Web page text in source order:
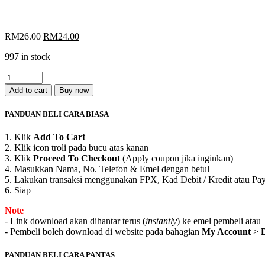
RM26.00 Original
was:
RM24.00Current
997 in stock
Selamat
Menyambut
Hari
(Khat
quantity
Add to cart Buy now
PANDUAN BELI CARA BIASA
1. Klik Add To Cart
2. Klik icon troli pada bucu atas kanan
3. Klik Proceed To Checkout (Apply coupon jika inginkan)
4. Masukkan Nama, No. Telefon & Emel dengan betul
5. Lakukan transaksi menggunakan FPX, Kad Debit / Kredit atau
6. Siap
Note
- Link download akan dihantar terus (instantly) ke emel pembeli atau
- Pembeli boleh download di website pada bahagian My Account >
PANDUAN BELI CARA PANTAS